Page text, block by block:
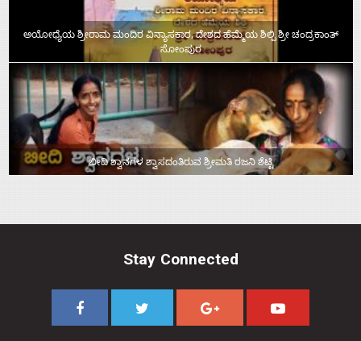
ಅಯೋಧ್ಯೆಯ ಶ್ರೀರಾಮ ಮಂದಿರ ವಿನ್ಯಾಸಕಾರ, ದೇಶದ ಹೆಮ್ಮೆಯ ಶಿಲ್ಪಿ ಶ್ರೀ ಚಂದ್ರಕಾಂತ್‌
ಸೋಂಪುರ
ಬೀದಿ ಶ್ವಾನಗಳ ಶ್ವಾಸದಂತಿರುವ ಶ್ರೀಮತಿ ರಜನಿ ಶೆಟ್ಟಿ
Stay Connected